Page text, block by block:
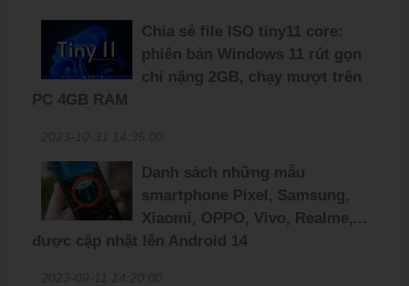
Chia sẻ file ISO tiny11 core:
phiên bản Windows 11 rút gọn
chỉ nặng 2GB, chạy mượt trên
PC 4GB RAM
Danh sách những mẫu
smartphone Pixel, Samsung,
Xiaomi, OPPO, Vivo, Realme,...
được cập nhật lên Android 14